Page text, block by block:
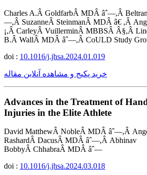
Charles A.Â GoldfarbÂ MDÂ âˆ—,Â
—,Â SuzanneÂ SteinmanÂ MDÂ â€ ,Â
¡,Â CarleyÂ VuillerminÂ MBBSÂ Â§,Â
B.Â WallÂ MDÂ âˆ—,Â CoULD Study
doi : 10.1016/j.jhsa.2024.01.019
خرید پکیج و مشاهده آنلاین مقاله
Advances in the Treatment of
Injuries in the Elite Athlete
David MatthewÂ NobleÂ MDÂ âˆ—,Â
RashardÂ DacusÂ MDÂ âˆ—,Â Abhinav
BobbyÂ ChhabraÂ MDÂ âˆ—
doi : 10.1016/j.jhsa.2024.03.018